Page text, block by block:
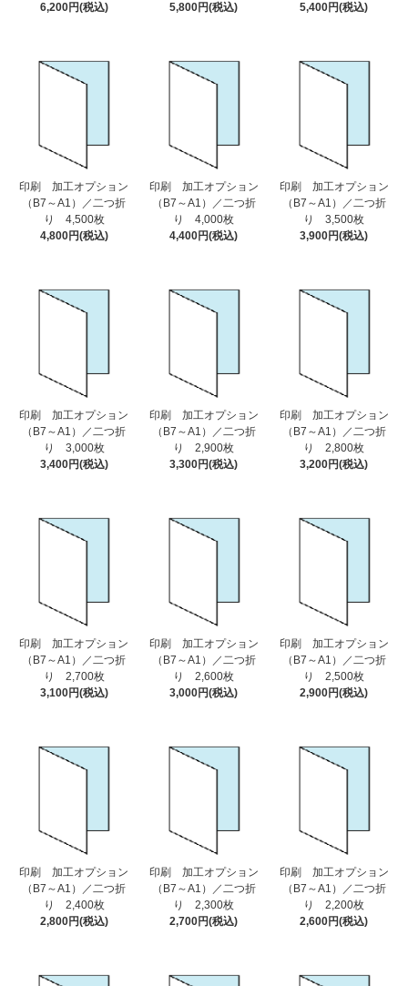
6,200円(税込)
5,800円(税込)
5,400円(税込)
印刷 加工オプション
（B7～A1）／二つ折
り 4,500枚
4,800円(税込)
印刷 加工オプション
（B7～A1）／二つ折
り 4,000枚
4,400円(税込)
印刷 加工オプション
（B7～A1）／二つ折
り 3,500枚
3,900円(税込)
印刷 加工オプション
（B7～A1）／二つ折
り 3,000枚
3,400円(税込)
印刷 加工オプション
（B7～A1）／二つ折
り 2,900枚
3,300円(税込)
印刷 加工オプション
（B7～A1）／二つ折
り 2,800枚
3,200円(税込)
印刷 加工オプション
（B7～A1）／二つ折
り 2,700枚
3,100円(税込)
印刷 加工オプション
（B7～A1）／二つ折
り 2,600枚
3,000円(税込)
印刷 加工オプション
（B7～A1）／二つ折
り 2,500枚
2,900円(税込)
印刷 加工オプション
（B7～A1）／二つ折
り 2,400枚
2,800円(税込)
印刷 加工オプション
（B7～A1）／二つ折
り 2,300枚
2,700円(税込)
印刷 加工オプション
（B7～A1）／二つ折
り 2,200枚
2,600円(税込)